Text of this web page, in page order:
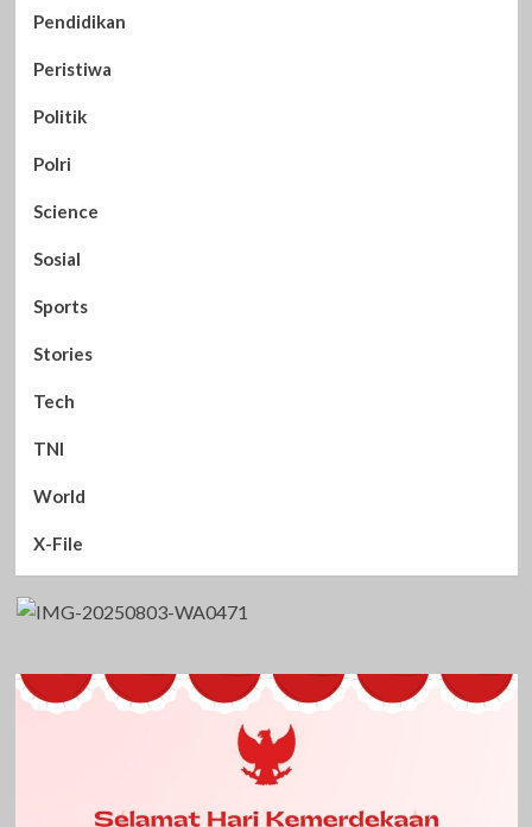
Pendidikan
Peristiwa
Politik
Polri
Science
Sosial
Sports
Stories
Tech
TNI
World
X-File